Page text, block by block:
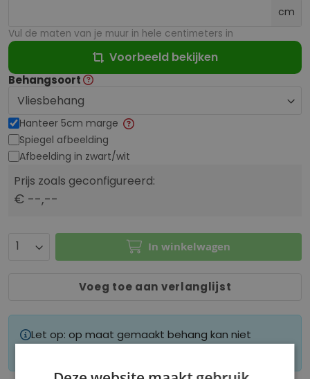
cm
Vul de maten van je muur in hele centimeters in
Voorbeeld bekijken
Behangsoort
Hanteer 5cm marge
Spiegel afbeelding
Afbeelding in zwart/wit
Prijs zoals geconfigureerd:
€ --,--
In winkelwagen
Voeg toe aan verlanglijst
Let op: op maat gemaakt behang kan niet